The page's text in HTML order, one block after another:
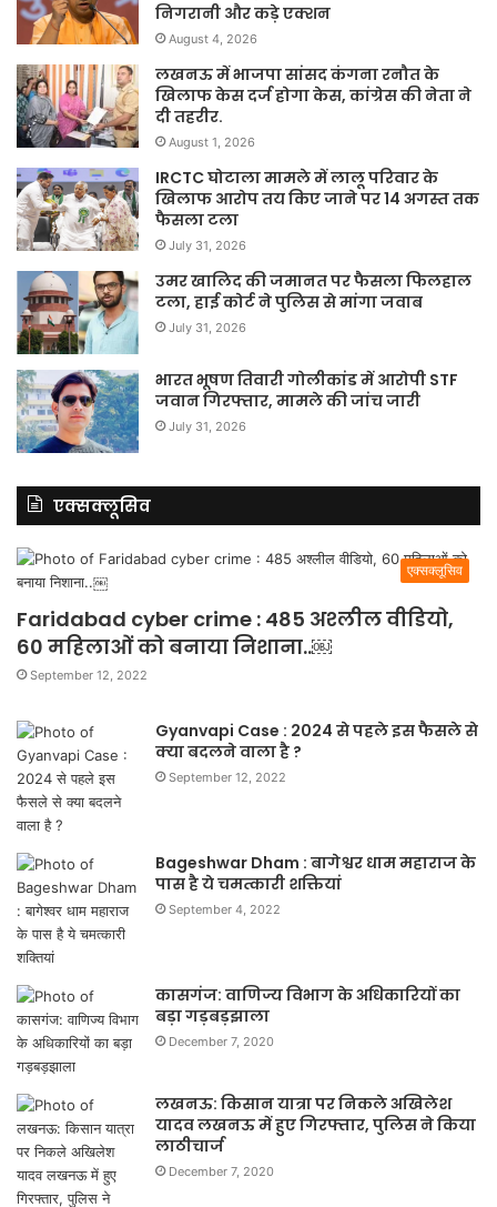
निगरानी और कड़े एक्शन
August 4, 2026
लखनऊ में भाजपा सांसद कंगना रनौत के
खिलाफ केस दर्ज होगा केस, कांग्रेस की नेता ने
दी तहरीर.
August 1, 2026
IRCTC घोटाला मामले में लालू परिवार के
खिलाफ आरोप तय किए जाने पर 14 अगस्त तक
फैसला टला
July 31, 2026
उमर खालिद की जमानत पर फैसला फिलहाल
टला, हाई कोर्ट ने पुलिस से मांगा जवाब
July 31, 2026
भारत भूषण तिवारी गोलीकांड में आरोपी STF
जवान गिरफ्तार, मामले की जांच जारी
July 31, 2026
एक्सक्लूसिव
एक्सक्लूसिव
Faridabad cyber crime : 485 अश्लील वीडियो,
60 महिलाओं को बनाया निशाना..￼
September 12, 2022
Gyanvapi Case : 2024 से पहले इस फैसले से
क्या बदलने वाला है ?
September 12, 2022
Bageshwar Dham : बागेश्वर धाम महाराज के
पास है ये चमत्कारी शक्तियां
September 4, 2022
कासगंज: वाणिज्य विभाग के अधिकारियों का
बड़ा गड़बड़झाला
December 7, 2020
लखनऊ: किसान यात्रा पर निकले अखिलेश
यादव लखनऊ में हुए गिरफ्तार, पुलिस ने किया
लाठीचार्ज
December 7, 2020